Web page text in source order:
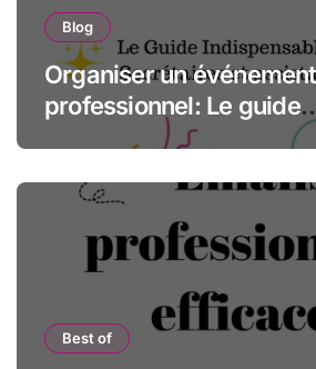
Blog
Organiser un événement
professionnel: Le guide
indispensable des
Best of